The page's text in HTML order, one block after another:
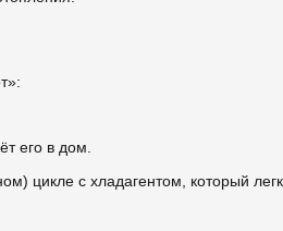
его в дом.
цикле с хладагентом, который